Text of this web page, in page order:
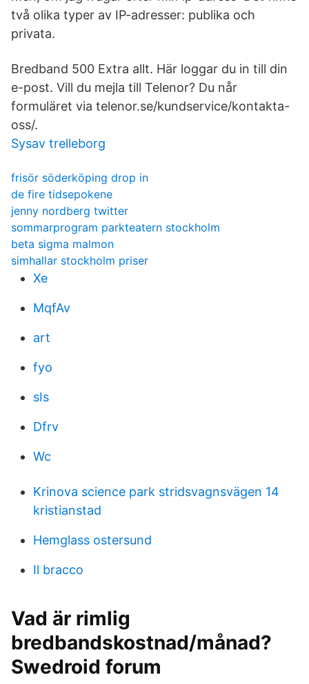
två olika typer av IP-adresser: publika och
privata.
Bredband 500 Extra allt. Här loggar du in till din
e-post. Vill du mejla till Telenor? Du når
formuläret via telenor.se/kundservice/kontakta-
oss/.
Sysav trelleborg
frisör söderköping drop in
de fire tidsepokene
jenny nordberg twitter
sommarprogram parkteatern stockholm
beta sigma malmon
simhallar stockholm priser
Xe
MqfAv
art
fyo
sIs
Dfrv
Wc
Krinova science park stridsvagnsvägen 14
kristianstad
Hemglass ostersund
Il bracco
Vad är rimlig
bredbandskostnad/månad?
Swedroid forum